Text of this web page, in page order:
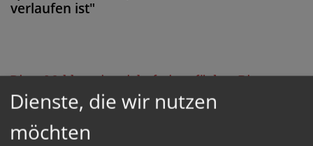
verlaufen ist"
Diese Meldung ist nicht frei verfügbar. Bitte
loggen Sie sich ein, oder bestellen Sie das
Produkt
Dienste, die wir nutzen
möchten